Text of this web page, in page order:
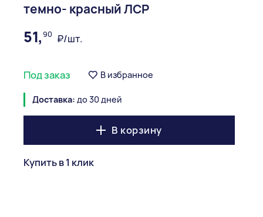
темно- красный ЛСР
51,90 ₽/шт.
Под заказ В избранное
Доставка: до 30 дней
В корзину
Купить в 1 клик